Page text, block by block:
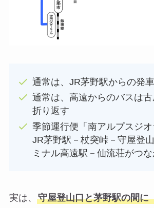
通常は、JR茅野駅からの発
通常は、高遠からのバスは
折り返す
季節運行便「南アルプスジ
JR茅野駅－杖突峠－守屋登
ミナル高遠駅－仙流荘がつな
実は、 守屋登山口と茅野駅の間に